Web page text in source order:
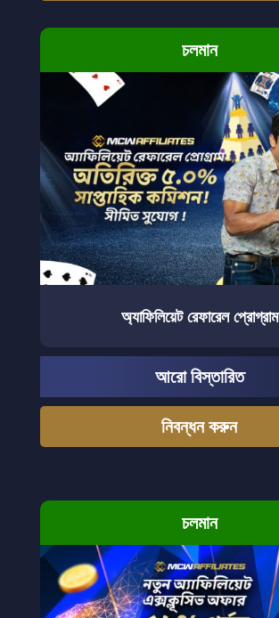
চলমান
অ্যাফিলিয়েট রেফারেল প্রোগ্রাম
আরো বিস্তারিত
নিবন্ধন করুন
চলমান